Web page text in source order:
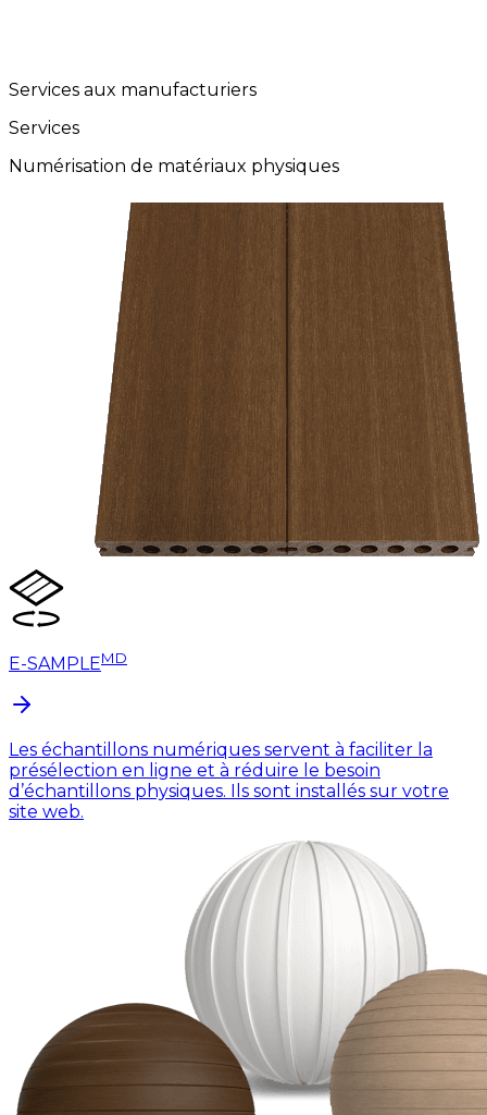
Services aux manufacturiers
Services
Numérisation de matériaux physiques
E-SAMPLEMD
Les échantillons numériques servent à faciliter la
présélection en ligne et à réduire le besoin
d’échantillons physiques. Ils sont installés sur votre
site web.